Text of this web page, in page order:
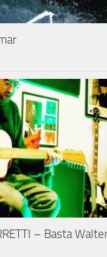
– Basta